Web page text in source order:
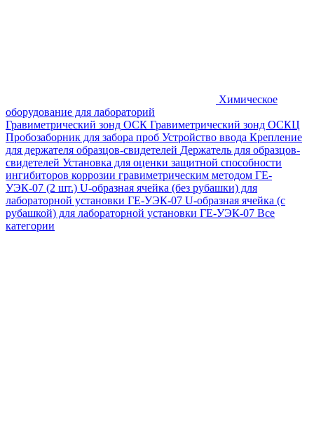
Химическое
оборудование для лабораторий
Гравиметрический зонд ОСК Гравиметрический зонд ОСКЦ
Пробозаборник для забора проб Устройство ввода Крепление
для держателя образцов-свидетелей Держатель для образцов-
свидетелей Установка для оценки защитной способности
ингибиторов коррозии гравиметрическим методом ГЕ-
УЭК-07 (2 шт.) U-образная ячейка (без рубашки) для
лабораторной установки ГЕ-УЭК-07 U-образная ячейка (с
рубашкой) для лабораторной установки ГЕ-УЭК-07 Все
категории